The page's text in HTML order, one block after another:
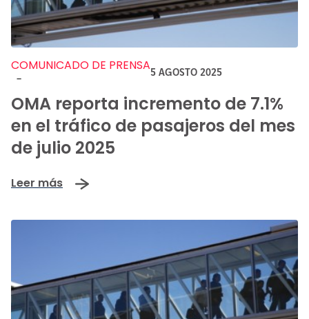
COMUNICADO DE PRENSA
-
5 AGOSTO 2025
OMA reporta incremento de 7.1%
en el tráfico de pasajeros del mes
de julio 2025
Leer más